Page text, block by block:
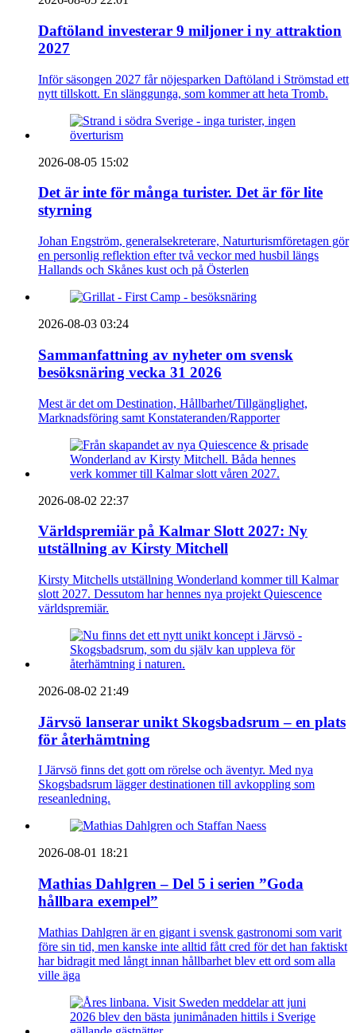
Daftöland investerar 9 miljoner i ny attraktion
2027
Inför säsongen 2027 får nöjesparken Daftöland i Strömstad ett
nytt tillskott. En slänggunga, som kommer att heta Tromb.
2026-08-05 15:02
Det är inte för många turister. Det är för lite
styrning
Johan Engström, generalsekreterare, Naturturismföretagen gör
en personlig reflektion efter två veckor med husbil längs
Hallands och Skånes kust och på Österlen
2026-08-03 03:24
Sammanfattning av nyheter om svensk
besöksnäring vecka 31 2026
Mest är det om Destination, Hållbarhet/Tillgänglighet,
Marknadsföring samt Konstateranden/Rapporter
2026-08-02 22:37
Världspremiär på Kalmar Slott 2027: Ny
utställning av Kirsty Mitchell
Kirsty Mitchells utställning Wonderland kommer till Kalmar
slott 2027. Dessutom har hennes nya projekt Quiescence
världspremiär.
2026-08-02 21:49
Järvsö lanserar unikt Skogsbadsrum – en plats
för återhämtning
I Järvsö finns det gott om rörelse och äventyr. Med nya
Skogsbadsrum lägger destinationen till avkoppling som
reseanledning.
2026-08-01 18:21
Mathias Dahlgren – Del 5 i serien ”Goda
hållbara exempel”
Mathias Dahlgren är en gigant i svensk gastronomi som varit
före sin tid, men kanske inte alltid fått cred för det han faktiskt
har bidragit med långt innan hållbarhet blev ett ord som alla
ville äga